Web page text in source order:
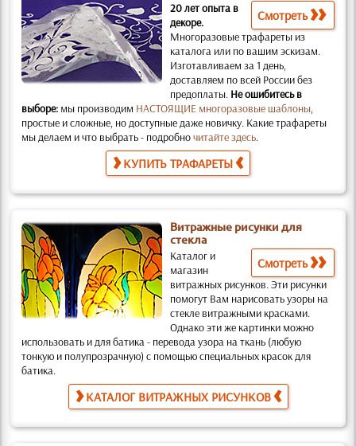
Смотреть
20 лет опыта в
декоре.
Многоразовые трафареты из
каталога или по вашим эскизам.
Изготавливаем за 1 день,
доставляем по всей России без
предоплаты. Не ошибитесь в
выборе: мы производим НАСТОЯЩИЕ многоразовые шаблоны,
простые и слож­ные, но доступные даже новичку. Какие трафареты
мы делаем и что выбрать - подробночитайте здесь.
КУПИТЬ ТРАФАРЕТЫ
Витражные рисунки для
стекла
Смотреть
Каталог и
магазин
витражных рисунков.Эти рисунки
помогут Вам нарисовать узоры на
стекле витражными красками.
Однако эти же картинки можно
использовать и для батика- перевода узора на ткань (любую
тонкую и полупрозрачную) с помощью специальных красок для
батика.
КАТАЛОГ ВИТРАЖНЫХ РИСУНКОВ